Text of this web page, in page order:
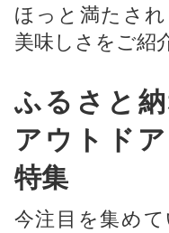
ほっと満たさ
美味しさをご紹
ふるさと
アウトド
特集
今注目を集め